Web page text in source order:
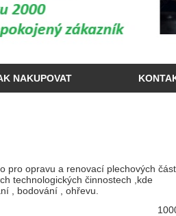
NAKUPOVAT
pro opravu a renovací plechových
technologických činnostech ,kde
, bodování , ohřevu.